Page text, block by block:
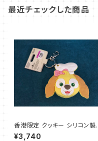
最近チェックした商品
香港限定 クッキー シリコン製
コインケース キーリング
¥3,740